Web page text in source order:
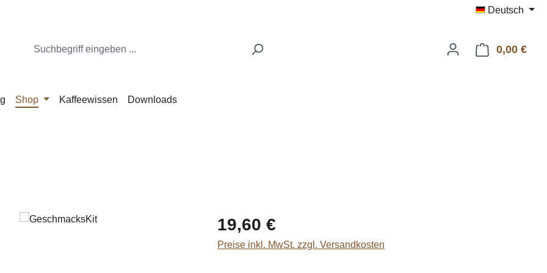
Deutsch
0,00 €
Shop Kaffeewissen Downloads
Regulärer Preis:
19,60 €
Preise inkl. MwSt. zzgl. Versandkosten